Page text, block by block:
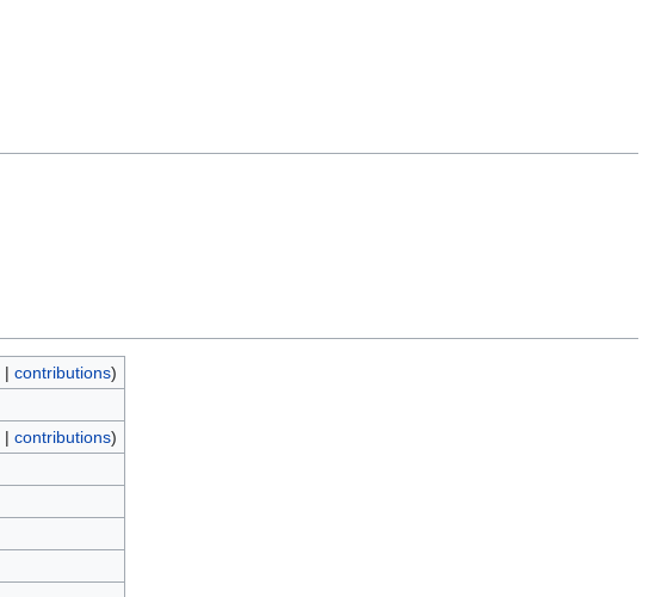
| contributions)
| contributions)